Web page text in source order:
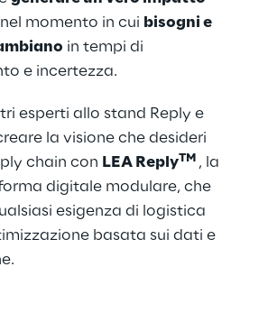
nel momento in cui bisogni e
in tempi di
e incertezza.
esperti allo stand Reply e
la visione che desideri
chain con LEA ReplyTM , la
digitale modulare, che
esigenza di logistica
basata sui dati e